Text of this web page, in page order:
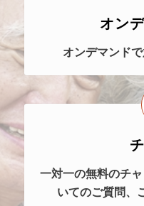
オン
オンデマンド
一対一の無料のチ
いてのご質問、